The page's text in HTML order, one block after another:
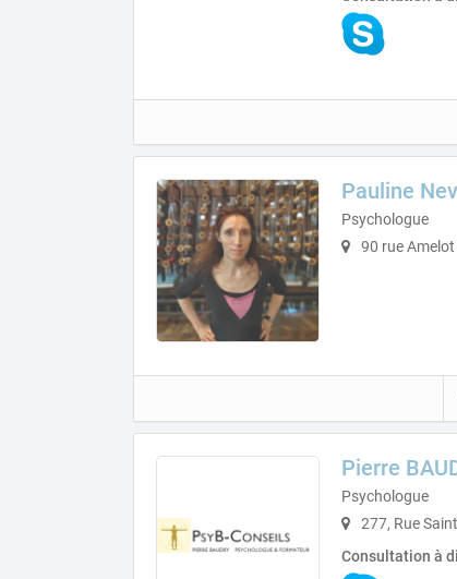
Pauline
Psychologue
90 rue
Pierre
Psychologue
277, Rue
Consultation à